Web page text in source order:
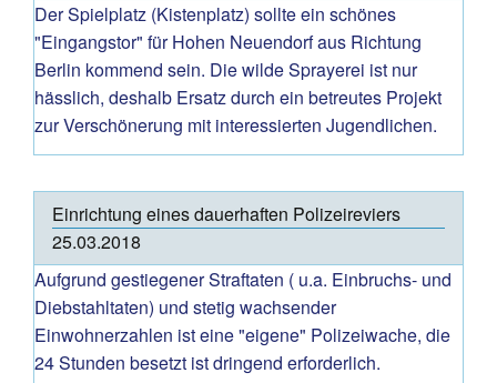
Der Spielplatz (Kistenplatz) sollte ein schönes
"Eingangstor" für Hohen Neuendorf aus Richtung
Berlin kommend sein. Die wilde Sprayerei ist nur
hässlich, deshalb Ersatz durch ein betreutes Projekt
zur Verschönerung mit interessierten Jugendlichen.
Einrichtung eines dauerhaften Polizeireviers
25.03.2018
Aufgrund gestiegener Straftaten ( u.a. Einbruchs- und
Diebstahltaten) und stetig wachsender
Einwohnerzahlen ist eine "eigene" Polizeiwache, die
24 Stunden besetzt ist dringend erforderlich.